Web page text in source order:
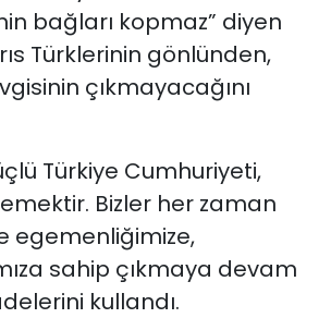
bağları kopmaz” diyen
Türklerinin gönlünden,
çıkmayacağını
Türkiye Cumhuriyeti,
Bizler her zaman
egemenliğimize,
sahip çıkmaya devam
kullandı.